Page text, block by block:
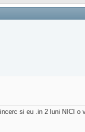
si eu .in 2 luni NICI